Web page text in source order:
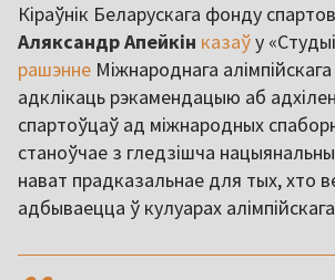
Кіраўнік Беларускага фонду
Аляксандр Апейкін казаўу
рашэнне Міжнароднага
адклікаць рэкамендацыю аб
спартоўцаў ад міжнародных
станоўчае з гледзішча
нават прадказальнае для тых, хто
адбываецца ў кулуарах
,,